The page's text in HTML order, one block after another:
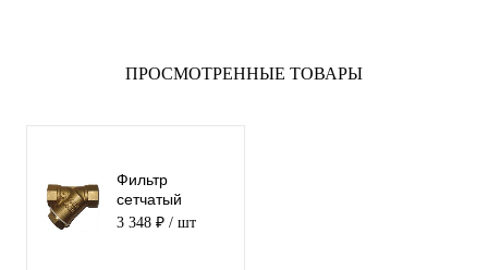
ПРОСМОТРЕННЫЕ ТОВАРЫ
Фильтр
сетчатый
резьбовой
3 348 ₽ / шт